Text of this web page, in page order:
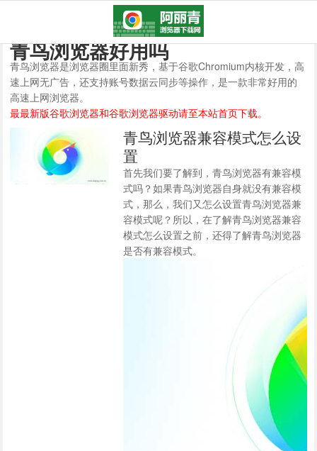
青鸟浏览器好用吗
青鸟浏览器是浏览器圈里面新秀，基于谷歌Chromium内核开发，高
速上网无广告，还支持账号数据云同步等操作，是一款非常好用的
高速上网浏览器。
最最新版谷歌浏览器和谷歌浏览器驱动请至本站首页下载。
青鸟浏览器兼容模式怎么设
置
首先我们要了解到，青鸟浏览器有兼容模
式吗？如果青鸟浏览器自身就没有兼容模
式，那么，我们又怎么设置青鸟浏览器兼
容模式呢？所以，在了解青鸟浏览器兼容
模式怎么设置之前，还得了解青鸟浏览器
是否有兼容模式。